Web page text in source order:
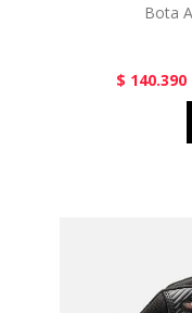
Bota
$ 140.390